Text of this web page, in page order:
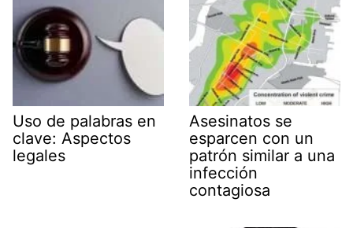
Uso de palabras en
clave: Aspectos
legales
Asesinatos se
esparcen con un
patrón similar a una
infección
contagiosa